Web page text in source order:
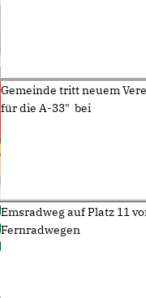
Gemeinde tritt neuem
für die A-33" bei
Emsradweg auf Platz 11
Fernradwegen